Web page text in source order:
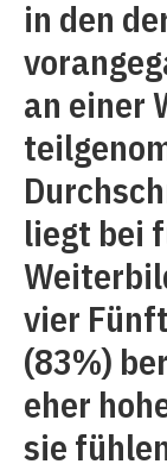
in den
an einer
liegt bei
vier
(83%)
eher
sie